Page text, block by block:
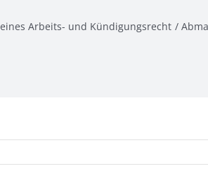
Arbeits- und Kündigungsrecht